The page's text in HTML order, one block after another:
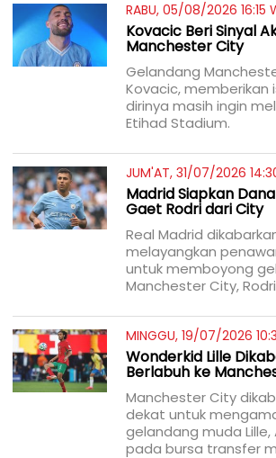
RABU, 05/08/2026 16:15
Kovacic Beri Sinyal
Manchester City
Gelandang
Kovacic, memberikan
dirinya masih ingin
Etihad Stadium.
JUM'AT, 31/07/2026
Madrid Siapkan
Gaet Rodri dari City
Real Madrid
melayangkan
untuk memboyong
Manchester City,
MINGGU, 19/07/2026
Wonderkid Lille
Berlabuh ke
Manchester City
dekat untuk
gelandang muda Lille,
pada bursa transfer